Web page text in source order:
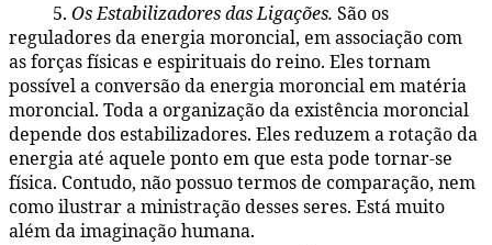
5. Os Estabilizadores das Ligações. São os
reguladores da energia moroncial, em associação com
as forças físicas e espirituais do reino. Eles tornam
possível a conversão da energia moroncial em matéria
moroncial. Toda a organização da existência moroncial
depende dos estabilizadores. Eles reduzem a rotação da
energia até aquele ponto em que esta pode tornar-se
física. Contudo, não possuo termos de comparação, nem
como ilustrar a ministração desses seres. Está muito
além da imaginação humana.